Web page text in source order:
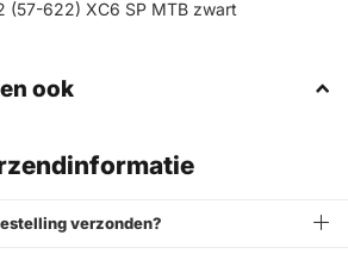
(57-622) XC6 SP MTB zwart
ook
verzonden?